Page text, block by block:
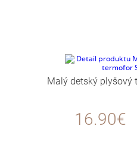
Malý detský plyšový
16.90€